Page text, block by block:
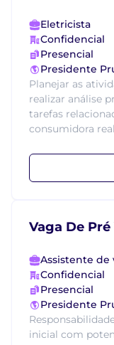
Eletricista
Confidencial
Presencial
Presidente
Planejar as
realizar análise
tarefas
consumidora
Vaga De Pré
Assistente de
Confidencial
Presencial
Presidente
inicial com